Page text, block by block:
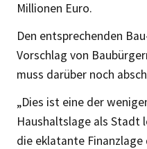
Millionen Euro.
Den entsprechenden
Vorschlag von
muss darüber noch
„Dies ist eine der
Haushaltslage als Stadt
die eklatante